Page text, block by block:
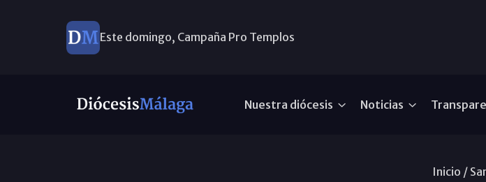
Este domingo, Campaña Pro Templos
Nuestra diócesis Noticias
Inicio /